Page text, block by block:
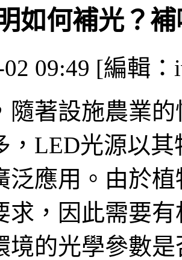
如何補光？
02 09:49 [編輯：
隨著設施農業
，LED光源以
泛應用。由於
求，因此需要
境的光學參數